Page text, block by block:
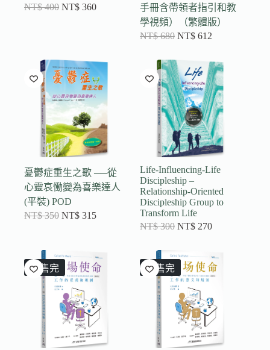
NT$400 NT$ 360
手冊含帶領者指引和教
學視頻）（繁體版）
NT$680 NT$ 612
憂鬱症重生之歌 ──從
心靈哀慟變為喜樂達人
(平裝) POD
NT$350 NT$ 315
Life-Influencing-Life
Discipleship –
Relationship-Oriented
Discipleship Group to
Transform Life
NT$300 NT$ 270
已售完 已售完